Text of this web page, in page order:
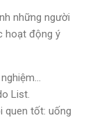
những người
hoạt động ý
List.
quen tốt: uống